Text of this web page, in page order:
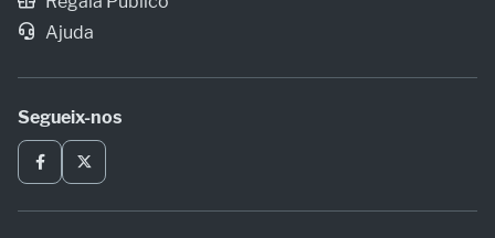
Ajuda
Segueix-nos